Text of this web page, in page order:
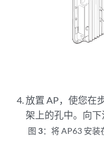
放置 AP，使您在
架上的孔中。向下
图 3：将 AP63 安装